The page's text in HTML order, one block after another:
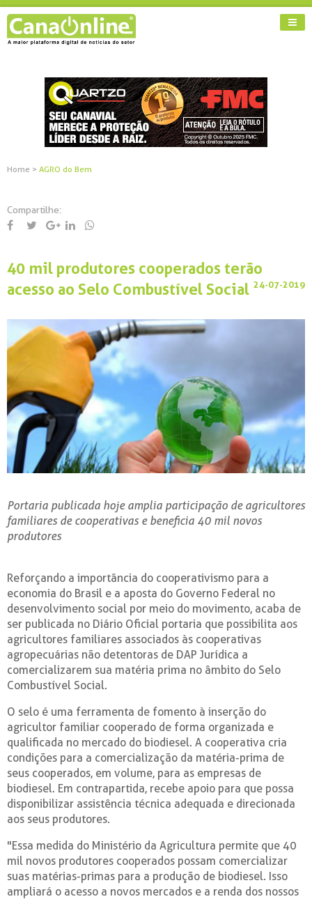
Home > AGRO do Bem
Compartilhe:
40 mil produtores cooperados terão
acesso ao Selo Combustível Social 24-07-2019
Portaria publicada hoje amplia participação de agricultores
familiares de cooperativas e beneficia 40 mil novos
produtores
Reforçando a importância do cooperativismo para a
economia do Brasil e a aposta do Governo Federal no
desenvolvimento social por meio do movimento, acaba de
ser publicada no Diário Oficial portaria que possibilita aos
agricultores familiares associados às cooperativas
agropecuárias não detentoras de DAP Jurídica a
comercializarem sua matéria prima no âmbito do Selo
Combustível Social.
O selo é uma ferramenta de fomento à inserção do
agricultor familiar cooperado de forma organizada e
qualificada no mercado do biodiesel. A cooperativa cria
condições para a comercialização da matéria-prima de
seus cooperados, em volume, para as empresas de
biodiesel. Em contrapartida, recebe apoio para que possa
disponibilizar assistência técnica adequada e direcionada
aos seus produtores.
"Essa medida do Ministério da Agricultura permite que 40
mil novos produtores cooperados possam comercializar
suas matérias-primas para a produção de biodiesel. Isso
ampliará o acesso a novos mercados e a renda dos nossos